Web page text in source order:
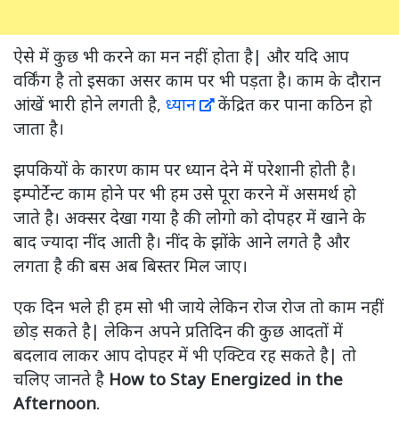
ऐसे में कुछ भी करने का मन नहीं होता है| और यदि आप
वर्किंग है तो इसका असर काम पर भी पड़ता है। काम के दौरान
आंखें भारी होने लगती है, ध्यान
केंद्रित कर पाना कठिन हो
जाता है।
झपकियों के कारण काम पर ध्यान देने में परेशानी होती है।
इम्पोर्टेन्ट काम होने पर भी हम उसे पूरा करने में असमर्थ हो
जाते है। अक्सर देखा गया है की लोगो को दोपहर में खाने के
बाद ज्यादा नींद आती है। नींद के झोंके आने लगते है और
लगता है की बस अब बिस्तर मिल जाए।
एक दिन भले ही हम सो भी जाये लेकिन रोज रोज तो काम नहीं
छोड़ सकते है| लेकिन अपने प्रतिदिन की कुछ आदतों में
बदलाव लाकर आप दोपहर में भी एक्टिव रह सकते है| तो
चलिए जानते है How to Stay Energized in the
Afternoon.